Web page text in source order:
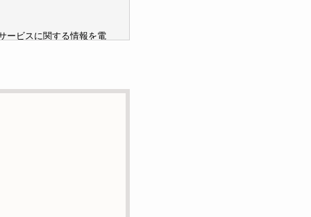
ービスに関する情報を電
せん。
の目的で委託することが
たは削除・利用の停止・